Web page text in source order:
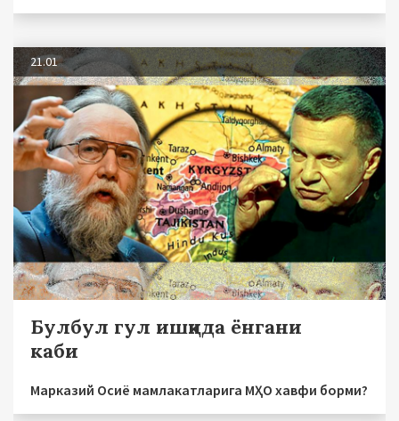
21.01
Булбул гул ишқида ёнгани
каби
Марказий Осиё мамлакатларига МҲО хавфи борми?